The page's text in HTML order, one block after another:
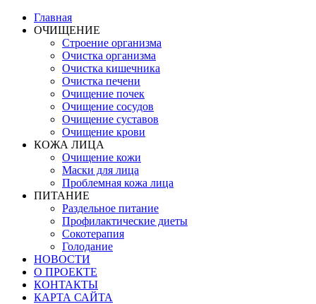
Главная
ОЧИЩЕНИЕ
Строение организма
Очистка организма
Очистка кишечника
Очистка печени
Очищение почек
Очищение сосудов
Очищение суставов
Очищение крови
КОЖА ЛИЦА
Очищение кожи
Маски для лица
Проблемная кожа лица
ПИТАНИЕ
Раздельное питание
Профилактические диеты
Сокотерапия
Голодание
НОВОСТИ
О ПРОЕКТЕ
КОНТАКТЫ
КАРТА САЙТА